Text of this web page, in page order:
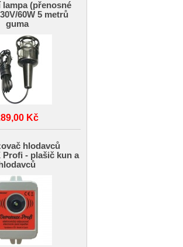
lampa (přenosné
60W 5 metrů
guma
Kč
hlodavců
Profi - plašič kun a
hlodavců